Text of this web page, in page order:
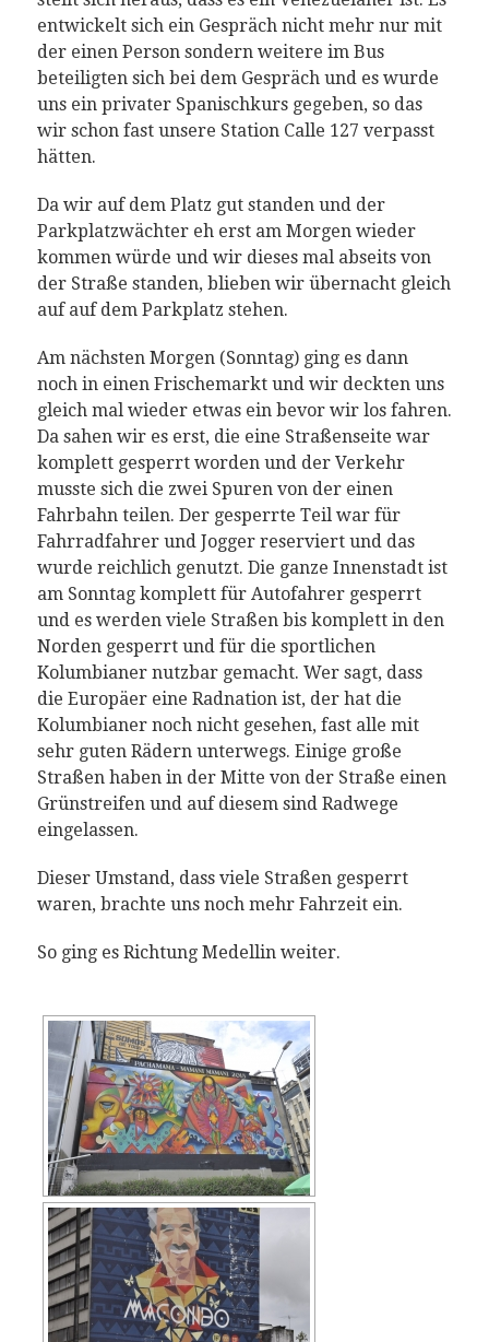
entwickelt sich ein Gespräch nicht mehr nur mit
der einen Person sondern weitere im Bus
beteiligten sich bei dem Gespräch und es wurde
uns ein privater Spanischkurs gegeben, so das
wir schon fast unsere Station Calle 127 verpasst
hätten.
Da wir auf dem Platz gut standen und der
Parkplatzwächter eh erst am Morgen wieder
kommen würde und wir dieses mal abseits von
der Straße standen, blieben wir übernacht gleich
auf auf dem Parkplatz stehen.
Am nächsten Morgen (Sonntag) ging es dann
noch in einen Frischemarkt und wir deckten uns
gleich mal wieder etwas ein bevor wir los fahren.
Da sahen wir es erst, die eine Straßenseite war
komplett gesperrt worden und der Verkehr
musste sich die zwei Spuren von der einen
Fahrbahn teilen. Der gesperrte Teil war für
Fahrradfahrer und Jogger reserviert und das
wurde reichlich genutzt. Die ganze Innenstadt ist
am Sonntag komplett für Autofahrer gesperrt
und es werden viele Straßen bis komplett in den
Norden gesperrt und für die sportlichen
Kolumbianer nutzbar gemacht. Wer sagt, dass
die Europäer eine Radnation ist, der hat die
Kolumbianer noch nicht gesehen, fast alle mit
sehr guten Rädern unterwegs. Einige große
Straßen haben in der Mitte von der Straße einen
Grünstreifen und auf diesem sind Radwege
eingelassen.
Dieser Umstand, dass viele Straßen gesperrt
waren, brachte uns noch mehr Fahrzeit ein.
So ging es Richtung Medellin weiter.